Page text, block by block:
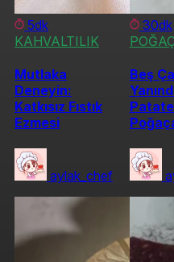
5dk
KAHVALTILIK
Mutlaka
Deneyin:
Katkısız Fıstık
Ezmesi
aylak_chef
30dk
Beş